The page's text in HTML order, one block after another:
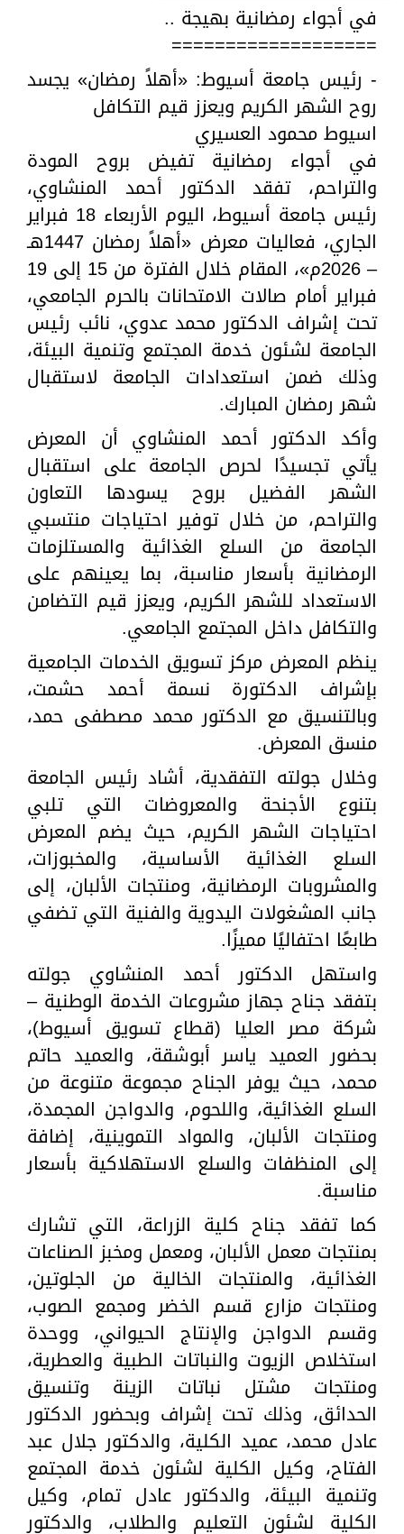
في أجواء رمضانية بهيجة ..
===================
- رئيس جامعة أسيوط: «أهلاً رمضان» يجسد
روح الشهر الكريم ويعزز قيم التكافل
اسيوط محمود العسيري
في أجواء رمضانية تفيض بروح المودة
والتراحم، تفقد الدكتور أحمد المنشاوي،
رئيس جامعة أسيوط، اليوم الأربعاء 18 فبراير
الجاري، فعاليات معرض «أهلاً رمضان 1447هـ
– 2026م»، المقام خلال الفترة من 15 إلى 19
فبراير أمام صالات الامتحانات بالحرم الجامعي،
تحت إشراف الدكتور محمد عدوي، نائب رئيس
الجامعة لشئون خدمة المجتمع وتنمية البيئة،
وذلك ضمن استعدادات الجامعة لاستقبال
شهر رمضان المبارك.
وأكد الدكتور أحمد المنشاوي أن المعرض
يأتي تجسيدًا لحرص الجامعة على استقبال
الشهر الفضيل بروح يسودها التعاون
والتراحم، من خلال توفير احتياجات منتسبي
الجامعة من السلع الغذائية والمستلزمات
الرمضانية بأسعار مناسبة، بما يعينهم على
الاستعداد للشهر الكريم، ويعزز قيم التضامن
والتكافل داخل المجتمع الجامعي.
ينظم المعرض مركز تسويق الخدمات الجامعية
بإشراف الدكتورة نسمة أحمد حشمت،
وبالتنسيق مع الدكتور محمد مصطفى حمد،
منسق المعرض.
وخلال جولته التفقدية، أشاد رئيس الجامعة
بتنوع الأجنحة والمعروضات التي تلبي
احتياجات الشهر الكريم، حيث يضم المعرض
السلع الغذائية الأساسية، والمخبوزات،
والمشروبات الرمضانية، ومنتجات الألبان، إلى
جانب المشغولات اليدوية والفنية التي تضفي
طابعًا احتفاليًا مميزًا.
واستهل الدكتور أحمد المنشاوي جولته
بتفقد جناح جهاز مشروعات الخدمة الوطنية –
شركة مصر العليا (قطاع تسويق أسيوط)،
بحضور العميد ياسر أبوشقة، والعميد حاتم
محمد، حيث يوفر الجناح مجموعة متنوعة من
السلع الغذائية، واللحوم، والدواجن المجمدة،
ومنتجات الألبان، والمواد التموينية، إضافة
إلى المنظفات والسلع الاستهلاكية بأسعار
مناسبة.
كما تفقد جناح كلية الزراعة، التي تشارك
بمنتجات معمل الألبان، ومعمل ومخبز الصناعات
الغذائية، والمنتجات الخالية من الجلوتين،
ومنتجات مزارع قسم الخضر ومجمع الصوب،
وقسم الدواجن والإنتاج الحيواني، ووحدة
استخلاص الزيوت والنباتات الطبية والعطرية،
ومنتجات مشتل نباتات الزينة وتنسيق
الحدائق، وذلك تحت إشراف وبحضور الدكتور
عادل محمد، عميد الكلية، والدكتور جلال عبد
الفتاح، وكيل الكلية لشئون خدمة المجتمع
وتنمية البيئة، والدكتور عادل تمام، وكيل
الكلية لشئون التعليم والطلاب، والدكتور